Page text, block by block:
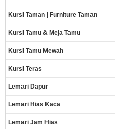
Kursi Taman | Furniture Taman
Kursi Tamu & Meja Tamu
Kursi Tamu Mewah
Kursi Teras
Lemari Dapur
Lemari Hias Kaca
Lemari Jam Hias